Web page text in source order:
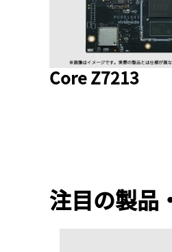
Core Z7213
注目の製品